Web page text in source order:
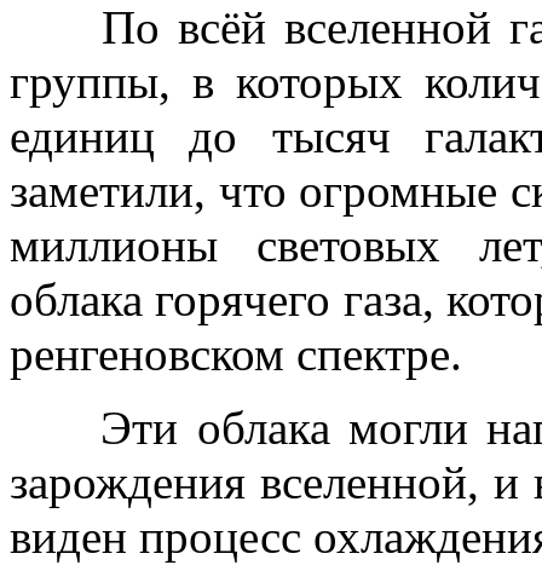
По всёй вселенной
группы, в которых
единиц до тысяч
заметили, что огромные
миллионы световых
облака горячего газа,
ренгеновском спектре.
Эти облака могли
зарождения вселенной, и
виден процесс